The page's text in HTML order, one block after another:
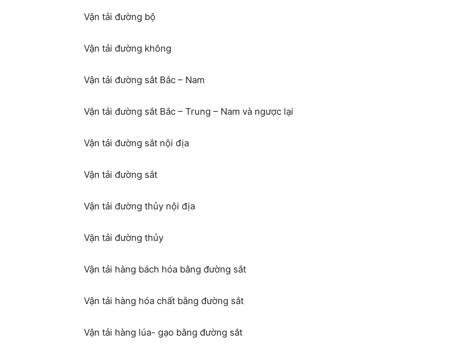
Vận tải đường bộ
Vận tải đường không
Vận tải đường sắt Bắc – Nam
Vận tải đường sắt Bắc – Trung – Nam và ngược lại
Vận tải đường sắt nội địa
Vận tải đường sắt
Vận tải đường thủy nội địa
Vận tải đường thủy
Vận tải hàng bách hóa bằng đường sắt
Vận tải hàng hóa chất bằng đường sắt
Vận tải hàng lúa- gạo bằng đường sắt